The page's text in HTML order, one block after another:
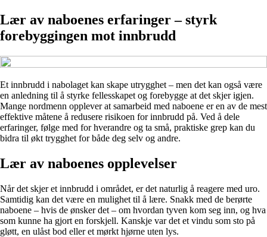
Lær av naboenes erfaringer – styrk
forebyggingen mot innbrudd
Et innbrudd i nabolaget kan skape utrygghet – men det kan også være
en anledning til å styrke fellesskapet og forebygge at det skjer igjen.
Mange nordmenn opplever at samarbeid med naboene er en av de mest
effektive måtene å redusere risikoen for innbrudd på. Ved å dele
erfaringer, følge med for hverandre og ta små, praktiske grep kan du
bidra til økt trygghet for både deg selv og andre.
Lær av naboenes opplevelser
Når det skjer et innbrudd i området, er det naturlig å reagere med uro.
Samtidig kan det være en mulighet til å lære. Snakk med de berørte
naboene – hvis de ønsker det – om hvordan tyven kom seg inn, og hva
som kunne ha gjort en forskjell. Kanskje var det et vindu som sto på
gløtt, en ulåst bod eller et mørkt hjørne uten lys.